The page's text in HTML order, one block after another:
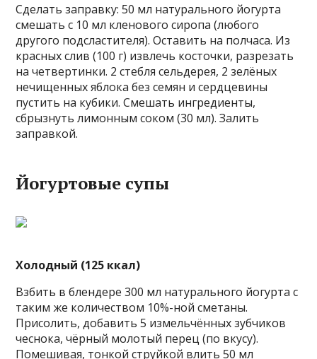
Сделать заправку: 50 мл натурального йогурта
смешать с 10 мл кленового сиропа (любого
другого подсластителя). Оставить на полчаса. Из
красных слив (100 г) извлечь косточки, разрезать
на четвертинки. 2 стебля сельдерея, 2 зелёных
нечищенных яблока без семян и сердцевины
пустить на кубики. Смешать ингредиенты,
сбрызнуть лимонным соком (30 мл). Залить
заправкой.
Йогуртовые супы
Холодный (125 ккал)
Взбить в блендере 300 мл натурального йогурта с
таким же количеством 10%-ной сметаны.
Присолить, добавить 5 измельчённых зубчиков
чеснока, чёрный молотый перец (по вкусу).
Помешивая, тонкой струйкой влить 50 мл